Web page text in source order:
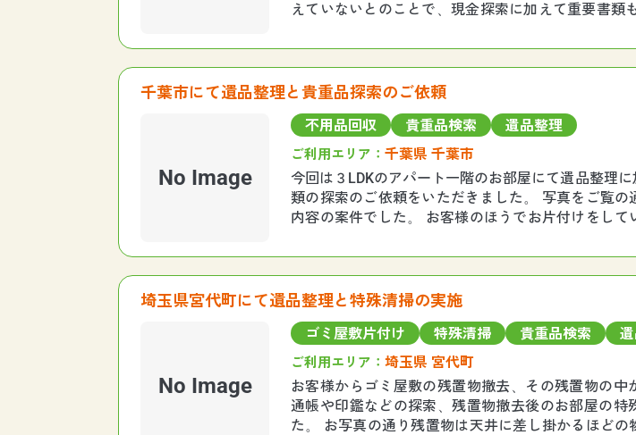
えていないとのことで、現金探索に加えて重要書類
千葉市にて遺品整理と貴重品探索のご依頼
No Image
不用品回収 貴重品検索 遺品整理
ご利用エリア： 千葉県 千葉市
今回は３LDKのアパート一階のお部屋にて遺品整理
類の探索のご依頼をいただきました。 写真をご覧
内容の案件でした。 お客様のほうでお片付けをし
埼玉県宮代町にて遺品整理と特殊清掃の実施
No Image
ゴミ屋敷片付け 特殊清掃 貴重品検索
ご利用エリア： 埼玉県 宮代町
お客様からゴミ屋敷の残置物撤去、その残置物の中
通帳や印鑑などの探索、残置物撤去後のお部屋の特
た。 お写真の通り残置物は天井に差し掛かるほど